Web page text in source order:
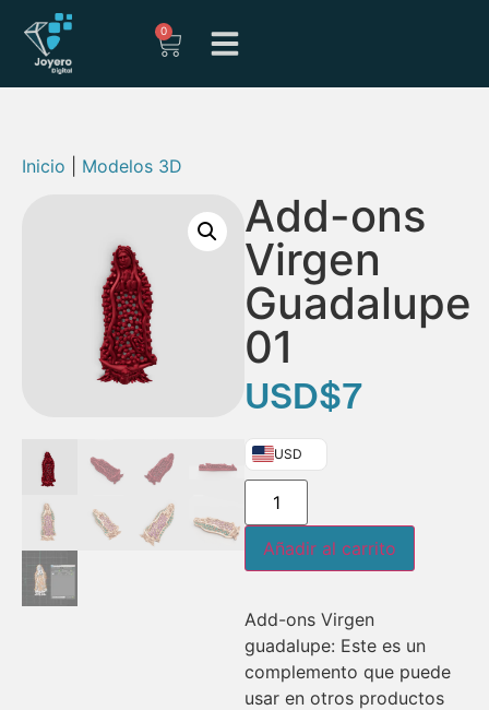
0
Inicio Modelos 3D
Add-ons
Virgen
Guadalupe
01
USD$7
USD
Añadir al carrito
Add-ons Virgen
guadalupe: Este es un
complemento que puede
usar en otros productos